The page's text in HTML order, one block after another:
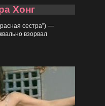
Хонг
сестра”) —
взорвал